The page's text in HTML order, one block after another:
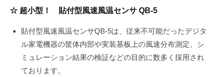
by
root
☆ 超小型！ 貼付型風速風温センサ QB-5
貼付型風速風温センサQB-5は、従来不可能だったデジタ
ル家電機器の筐体内部や実装基板上の風速分布測定、シ
ミュレーション結果の検証などの目的に数多く採用され
ております。